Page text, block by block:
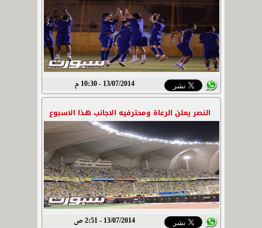
13/07/2014 - 10:30 م
النصر يعلن الرعاة ومحترفيه الاجانب هذا الاسبوع
13/07/2014 - 2:51 ص